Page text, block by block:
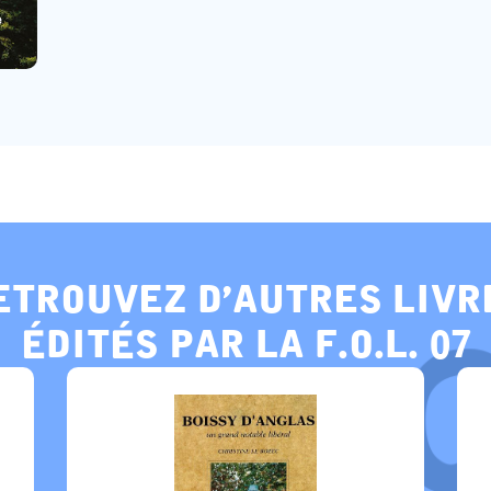
d’autres
édités par la f.o.l. 07